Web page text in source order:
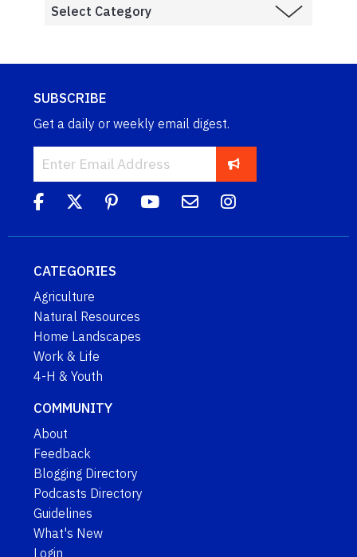
SUBSCRIBE
Get a daily or weekly email digest.
CATEGORIES
Agriculture
Natural Resources
Home Landscapes
Work & Life
4-H & Youth
COMMUNITY
About
Feedback
Blogging Directory
Podcasts Directory
Guidelines
What's New
Login